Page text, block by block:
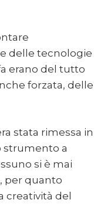
delle tecnologie
erano del tutto
forzata, delle
stata rimessa in
strumento a
si è mai
per quanto
creatività del